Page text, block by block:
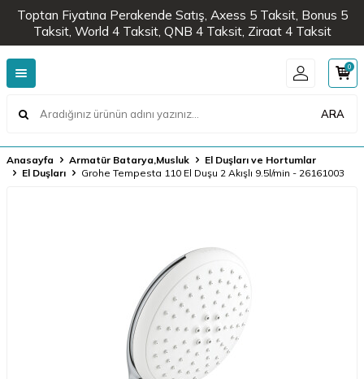
Toptan Fiyatına Perakende Satış, Axess 5 Taksit, Bonus 5
Taksit, World 4 Taksit, QNB 4 Taksit, Ziraat 4 Taksit
ARA
0
Anasayfa Armatür Batarya,Musluk
El Duşları ve Hortumlar
El Duşları
Grohe Tempesta 110 El Duşu 2 Akışlı 9.5l/min - 26161003